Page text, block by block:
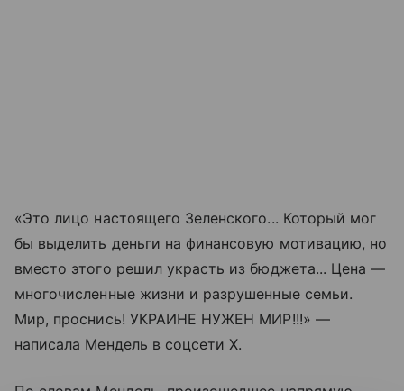
«Это лицо настоящего Зеленского... Который мог
бы выделить деньги на финансовую мотивацию, но
вместо этого решил украсть из бюджета... Цена —
многочисленные жизни и разрушенные семьи.
Мир, проснись! УКРАИНЕ НУЖЕН МИР!!!» —
написала Мендель в соцсети X.